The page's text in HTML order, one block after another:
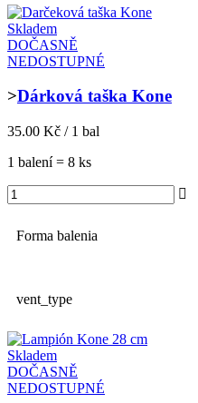
Skladem
DOČASNĚ
NEDOSTUPNÉ
>Dárková taška Kone
35.00 Kč / 1 bal
1 balení = 8 ks
Forma balenia
vent_type
Skladem
DOČASNĚ
NEDOSTUPNÉ